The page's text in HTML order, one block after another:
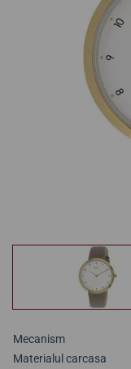
Mecanism
Materialul carcasa